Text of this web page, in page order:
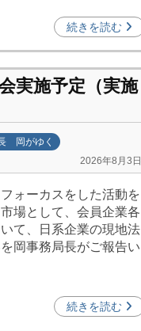
続きを読む
実施予定（実施
岡がゆく
2026年8月3日
ォーカスをした活動を
場として、会員企業各
て、日系企業の現地法
岡事務局長がご報告い
続きを読む